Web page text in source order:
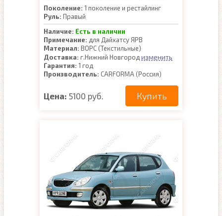
Поколение: 1 поколение и рестайлинг
Руль: Правый
Наличие: Есть в наличии
Примечание: для Дайхатсу ЯРВ
Материал: ВОРС (Текстильные)
Доставка: г.Нижний Новгород изменить
Гарантия: 1 год
Производитель: CARFORMA (Россия)
Цена: 5100 руб. Купить